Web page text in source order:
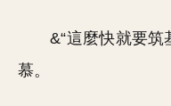
&“這麼快就要筑
慕。